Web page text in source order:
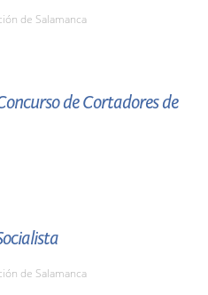
de Salamanca
de Cortadores de
de Salamanca